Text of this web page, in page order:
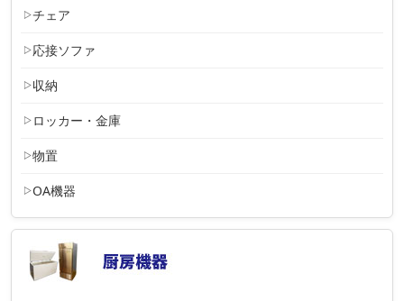
チェア
応接ソファ
収納
ロッカー・金庫
物置
OA機器